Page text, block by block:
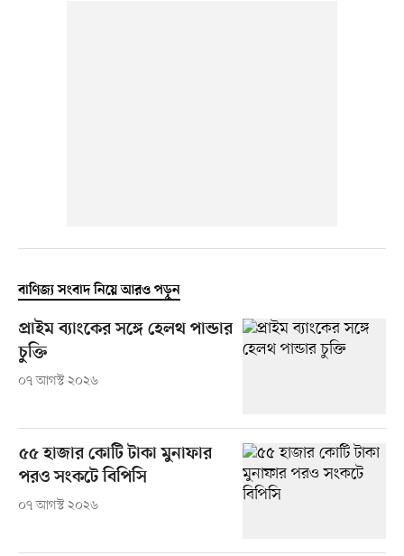
বাণিজ্য সংবাদ নিয়ে আরও পড়ুন
প্রাইম ব্যাংকের সঙ্গে হেলথ পান্ডার
চুক্তি
০৭ আগস্ট ২০২৬
৫৫ হাজার কোটি টাকা মুনাফার
পরও সংকটে বিপিসি
০৭ আগস্ট ২০২৬